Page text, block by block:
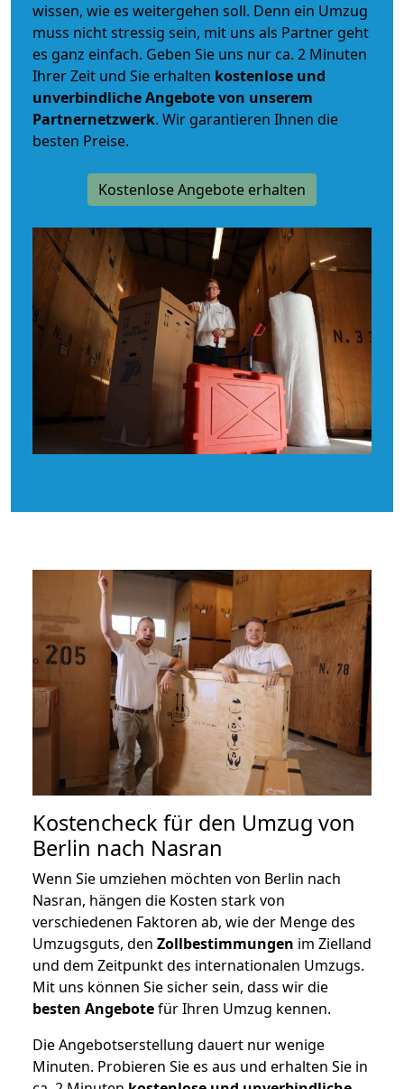
wissen, wie es weitergehen soll. Denn ein Umzug
muss nicht stressig sein, mit uns als Partner geht
es ganz einfach. Geben Sie uns nur ca. 2 Minuten
Ihrer Zeit und Sie erhalten kostenlose und
unverbindlicheAngebote von unserem
Partnernetzwerk. Wir garantieren Ihnen die
besten Preise.
Kostenlose Angebote erhalten
Kostencheck für den Umzug von
Berlin nach Nasran
Wenn Sie umziehen möchten von Berlin nach
Nasran, hängen die Kosten stark von
verschiedenen Faktoren ab, wie der Menge des
Umzugsguts, den Zollbestimmungen im Zielland
und dem Zeitpunkt des internationalen Umzugs.
Mit uns können Sie sicher sein, dass wir die
besten Angebotefür Ihren Umzug kennen.
Die Angebotserstellung dauert nur wenige
Minuten. Probieren Sie es aus und erhalten Sie in